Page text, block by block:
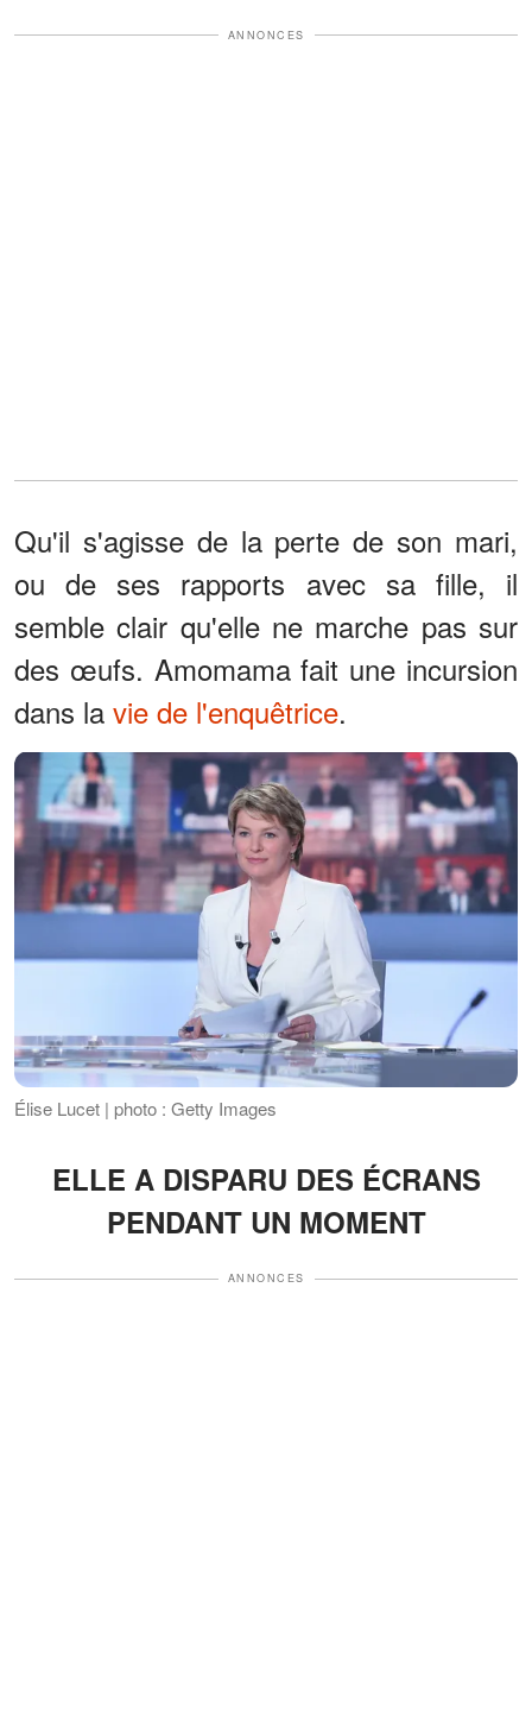
ANNONCES
Qu'il s'agisse de la perte de son mari,
ou de ses rapports avec sa fille, il
semble clair qu'elle ne marche pas sur
des œufs. Amomama fait une incursion
dans la vie de l'enquêtrice.
Élise Lucet | photo : Getty Images
ELLE A DISPARU DES ÉCRANS
PENDANT UN MOMENT
ANNONCES